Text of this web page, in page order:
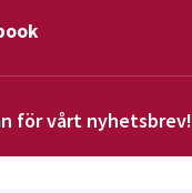
för vårt nyhetsbrev!